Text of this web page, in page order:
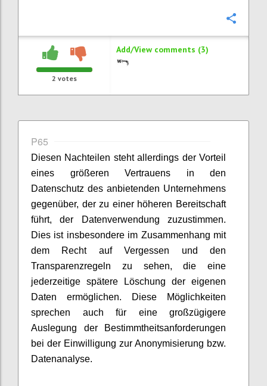
2 votes
Add/View comments (3)
P65
Diesen Nachteilen steht allerdings der Vorteil
eines größeren Vertrauens in den
Datenschutz des anbietenden Unternehmens
gegenüber, der zu einer höheren Bereitschaft
führt, der Datenverwendung zuzustimmen.
Dies ist insbesondere im Zusammenhang mit
dem Recht auf Vergessen und den
Transparenzregeln zu sehen, die eine
jederzeitige spätere Löschung der eigenen
Daten ermöglichen. Diese Möglichkeiten
sprechen auch für eine großzügigere
Auslegung der Bestimmtheitsanforderungen
bei der Einwilligung zur Anonymisierung bzw.
Datenanalyse.